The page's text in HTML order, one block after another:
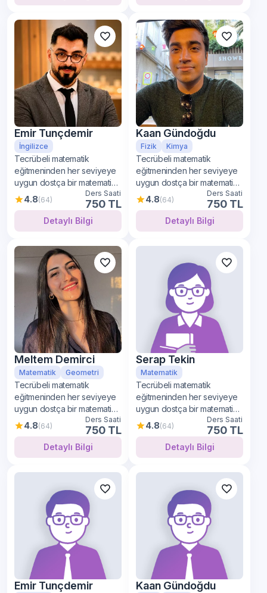
Emir Tunçdemir
İngilizce
Tecrübeli matematik
eğitmeninden her seviyeye
uygun dostça bir matematik
öğrenimi
4.8(64)
Ders Saati
750 TL
Detaylı Bilgi
Kaan Gündoğdu
Fizik Kimya
Tecrübeli matematik
eğitmeninden her seviyeye
uygun dostça bir matematik
öğrenimi
4.8(64)
Ders Saati
750 TL
Detaylı Bilgi
Meltem Demirci
Matematik Geometri
Tecrübeli matematik
eğitmeninden her seviyeye
uygun dostça bir matematik
öğrenimi
4.8(64)
Ders Saati
750 TL
Detaylı Bilgi
Serap Tekin
Matematik
Tecrübeli matematik
eğitmeninden her seviyeye
uygun dostça bir matematik
öğrenimi
4.8(64)
Ders Saati
750 TL
Detaylı Bilgi
Emir Tunçdemir Kaan Gündoğdu